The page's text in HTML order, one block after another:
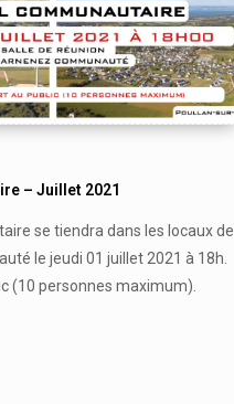
– Juillet 2021
se tiendra dans les locaux de
le jeudi 01 juillet 2021 à 18h.
(10 personnes maximum).